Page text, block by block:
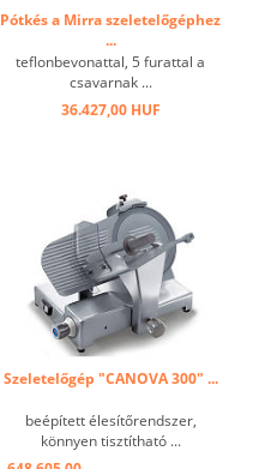
Pótkés a Mirra szeletelőgéphez
...
teflonbevonattal, 5 furattal a
csavarnak ...
36.427,00 HUF
Szeletelőgép "CANOVA 300" ...
beépített élesítőrendszer,
könnyen tisztítható ...